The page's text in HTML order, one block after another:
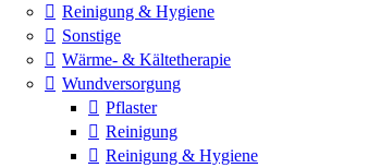
Reinigung & Hygiene
Sonstige
Wärme- & Kältetherapie
Wundversorgung
Pflaster
Reinigung
Reinigung & Hygiene